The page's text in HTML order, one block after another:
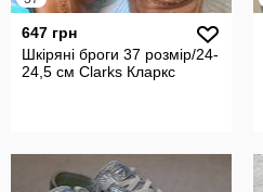
647 грн
Шкіряні броги 37 розмір/24-
24,5 см Clarks Кларкс